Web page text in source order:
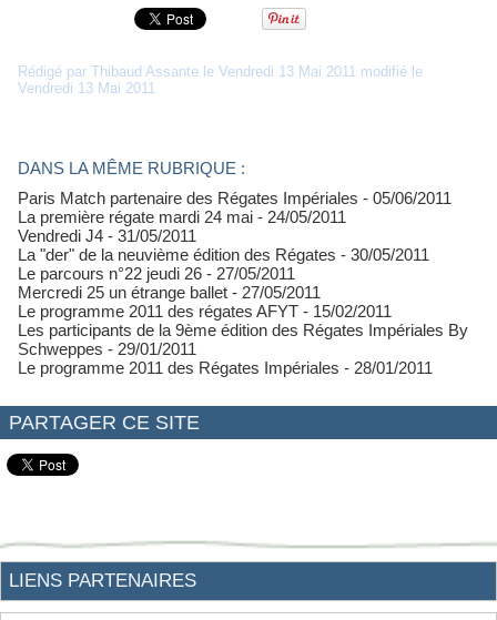
Rédigé par Thibaud Assante le Vendredi 13 Mai 2011 modifié le
Vendredi 13 Mai 2011
DANS LA MÊME RUBRIQUE :
Paris Match partenaire des Régates Impériales - 05/06/2011
La première régate mardi 24 mai - 24/05/2011
Vendredi J4 - 31/05/2011
La "der" de la neuvième édition des Régates - 30/05/2011
Le parcours n°22 jeudi 26 - 27/05/2011
Mercredi 25 un étrange ballet - 27/05/2011
Le programme 2011 des régates AFYT - 15/02/2011
Les participants de la 9ème édition des Régates Impériales By
Schweppes - 29/01/2011
Le programme 2011 des Régates Impériales - 28/01/2011
PARTAGER CE SITE
LIENS PARTENAIRES